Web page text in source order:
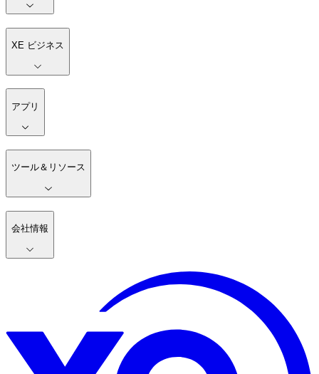
XE ビジネス
アプリ
ツール＆リソース
会社情報